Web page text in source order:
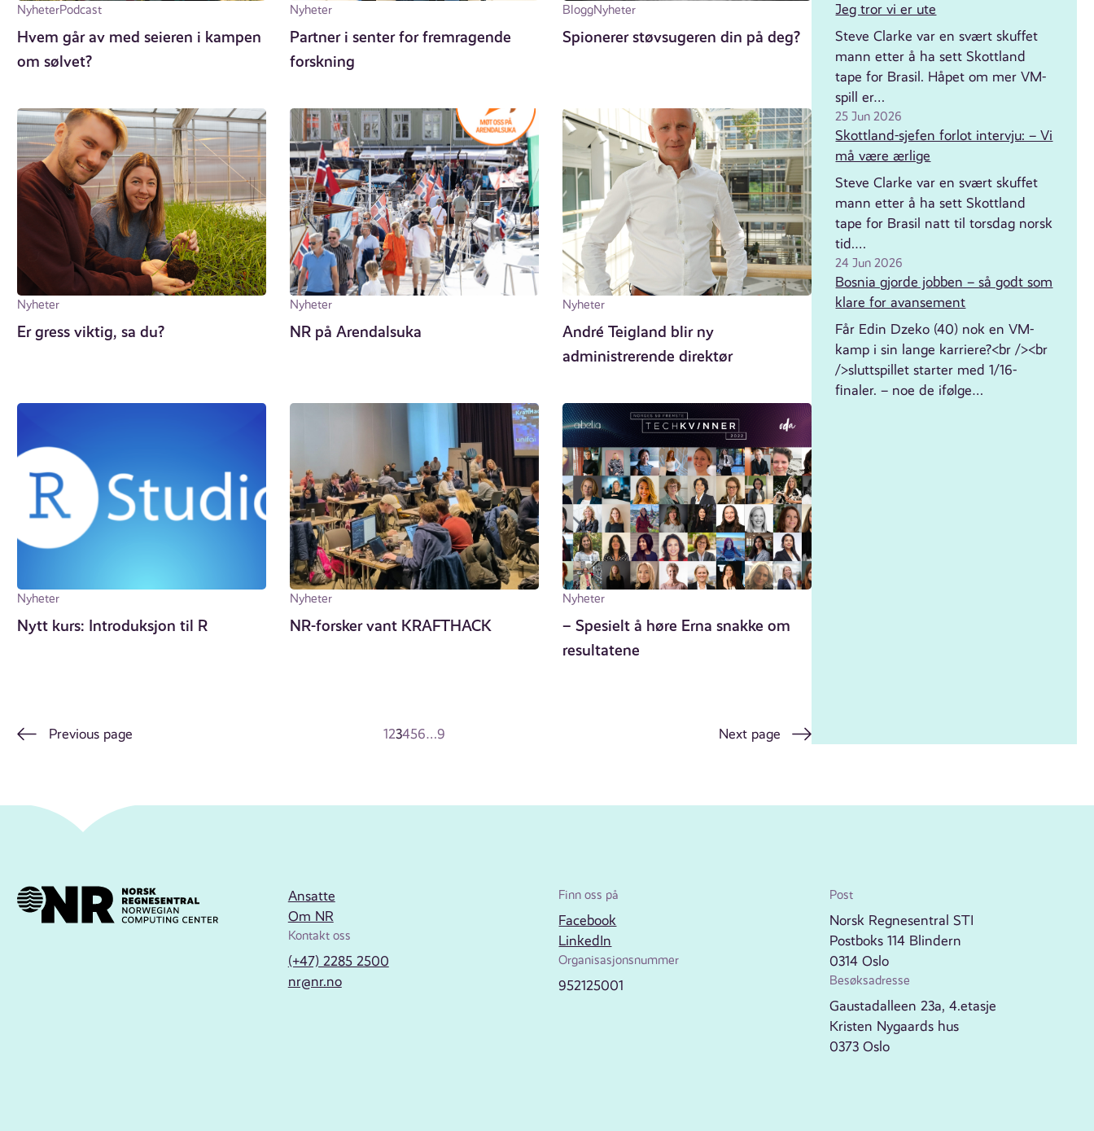
NyheterPodcast
Hvem går av med seieren i kampen
om sølvet?
Nyheter
Partner i senter for fremragende
forskning
BloggNyheter
Spionerer støvsugeren din på deg?
Nyheter
Er gress viktig, sa du?
Nyheter
NR på Arendalsuka
Nyheter
André Teigland blir ny
administrerende direktør
Nyheter
Nytt kurs: Introduksjon til R
Nyheter
NR-forsker vant KRAFTHACK
Nyheter
– Spesielt å høre Erna snakke om
resultatene
Previous page 123456…9 Next page
Jeg tror vi er ute
Steve Clarke var en svært skuffet
mann etter å ha sett Skottland
tape for Brasil. Håpet om mer VM-
spill er…
25 Jun 2026
Skottland-sjefen forlot intervju: – Vi
må være ærlige
Steve Clarke var en svært skuffet
mann etter å ha sett Skottland
tape for Brasil natt til torsdag norsk
tid.…
24 Jun 2026
Bosnia gjorde jobben – så godt som
klare for avansement
Får Edin Dzeko (40) nok en VM-
kamp i sin lange karriere?<br /><br
/>sluttspillet starter med 1/16-
finaler. – noe de ifølge…
Ansatte
Om NR
Kontakt oss
(+47) 2285 2500
nr@nr.no
Finn oss på
Facebook
LinkedIn
Organisasjonsnummer
952125001
Post
Norsk Regnesentral STI
Postboks 114 Blindern
0314 Oslo
Besøksadresse
Gaustadalleen 23a, 4.etasje
Kristen Nygaards hus
0373 Oslo